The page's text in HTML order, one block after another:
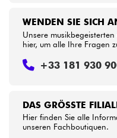
Bundle
Sehen Sie
DAS GRÖSSTE
Hier finden Sie alle
unseren Fachboutiquen.
WENDEN SIE SICH
Unsere
hier, um alle Ihre Fragen
+33 181 930